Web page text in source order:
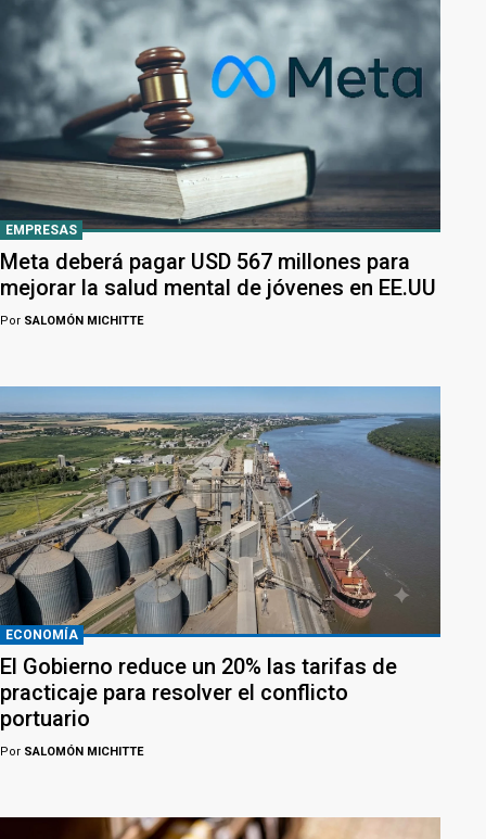
EMPRESAS
Meta deberá pagar USD 567 millones para
mejorar la salud mental de jóvenes en EE.UU
Por SALOMÓN MICHITTE
ECONOMÍA
El Gobierno reduce un 20% las tarifas de
practicaje para resolver el conflicto
portuario
Por SALOMÓN MICHITTE